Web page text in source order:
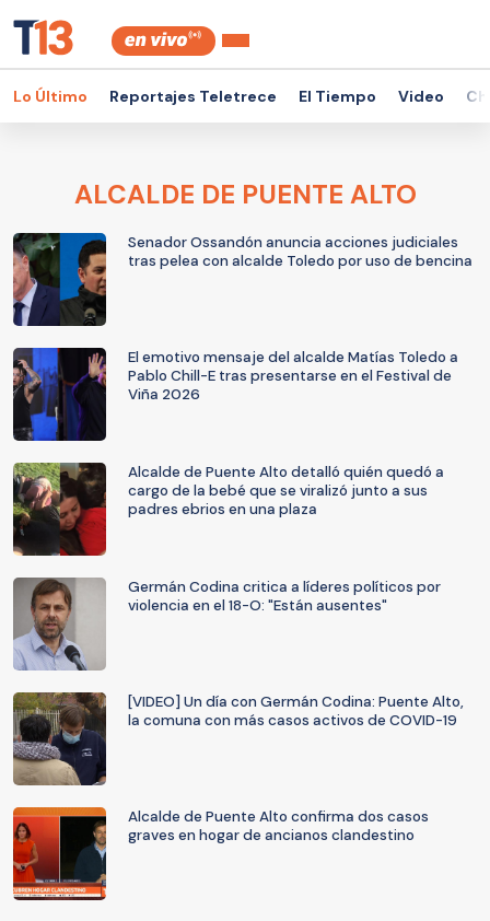
Lo Último Reportajes Teletrece El Tiempo Video
ALCALDE DE PUENTE ALTO
Senador Ossandón anuncia acciones judiciales
tras pelea con alcalde Toledo por uso de bencina
El emotivo mensaje del alcalde Matías Toledo a
Pablo Chill-E tras presentarse en el Festival de
Viña 2026
Alcalde de Puente Alto detalló quién quedó a
cargo de la bebé que se viralizó junto a sus
padres ebrios en una plaza
Germán Codina critica a líderes políticos por
violencia en el 18-O: "Están ausentes"
[VIDEO] Un día con Germán Codina: Puente Alto,
la comuna con más casos activos de COVID-19
Alcalde de Puente Alto confirma dos casos
graves en hogar de ancianos clandestino